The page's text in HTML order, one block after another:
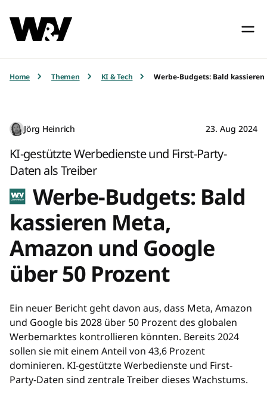
Home Themen KI & Tech Werbe-Budgets: Bald
Jörg Heinrich 23. Aug 2024
KI-gestützte Werbedienste und First-Party-
Daten als Treiber
Werbe-Budgets: Bald
kassieren Meta,
Amazon und Google
über 50 Prozent
Ein neuer Bericht geht davon aus, dass Meta, Amazon
und Google bis 2028 über 50 Prozent des globalen
Werbemarktes kontrollieren könnten. Bereits 2024
sollen sie mit einem Anteil von 43,6 Prozent
dominieren. KI-gestützte Werbedienste und First-
Party-Daten sind zentrale Treiber dieses Wachstums.